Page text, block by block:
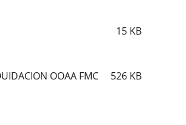
15 KB
OOAA FMC 526 KB